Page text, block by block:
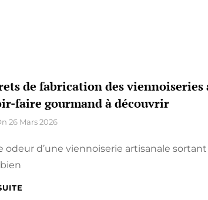
de fabrication des viennoiseries
faire gourmand à découvrir
26 Mars 2026
odeur d’une viennoiserie artisanale